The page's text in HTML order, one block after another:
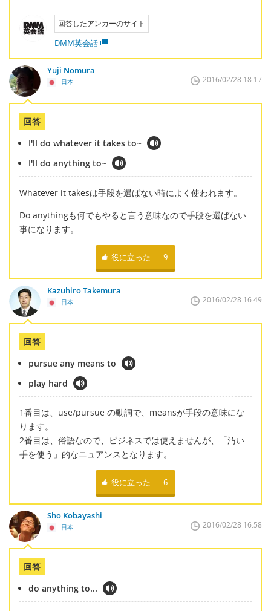
回答したアンカーのサイト
DMM英会話
Yuji Nomura
日本 2016/02/28 18:17
回答
I'll do whatever it takes to~
I'll do anything to~
Whatever it takesは手段を選ばない時によく使われます。
Do anythingも何でもやると言う意味なので手段を選ばない
事になります。
役に立った 9
Kazuhiro Takemura
日本 2016/02/28 16:49
回答
pursue any means to
play hard
1番目は、use/pursue の動詞で、meansが手段の意味にな
ります。
2番目は、俗語なので、ビジネスでは使えませんが、「汚い
手を使う」的なニュアンスとなります。
役に立った 6
Sho Kobayashi
日本 2016/02/28 16:58
回答
do anything to...